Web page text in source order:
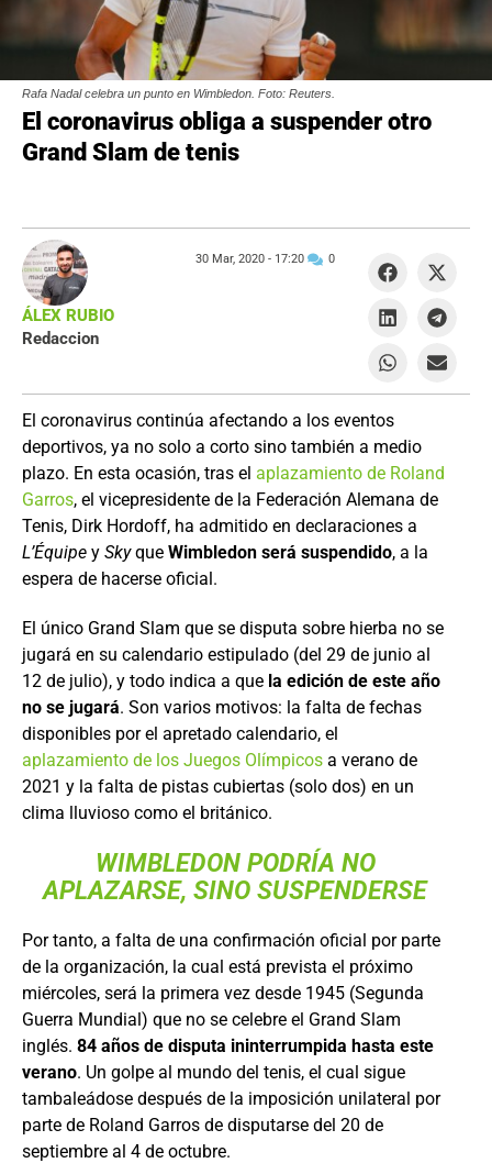
Rafa Nadal celebra un punto en Wimbledon. Foto: Reuters.
El coronavirus obliga a suspender otro
Grand Slam de tenis
El coronavirus continúa afectando a los eventos
deportivos, ya no solo a corto sino también a medio
plazo. En esta ocasión, tras el aplazamiento de Roland
Garros, el vicepresidente de la Federación Alemana de
Tenis, Dirk Hordoff, ha admitido en declaraciones a
L’Équipe y Skyque Wimbledon será suspendido, a la
espera de hacerse oficial.
El único Grand Slam que se disputa sobre hierba no se
jugará en su calendario estipulado (del 29 de junio al
12 de julio), y todo indica a que la edición de este año
no se jugará. Son varios motivos: la falta de fechas
disponibles por el apretado calendario, el
aplazamiento de los Juegos Olímpicos a verano de
2021 y la falta de pistas cubiertas (solo dos) en un
clima lluvioso como el británico.
WIMBLEDON PODRÍA NO
APLAZARSE, SINO SUSPENDERSE
Por tanto, a falta de una confirmación oficial por parte
de la organización, la cual está prevista el próximo
miércoles, será la primera vez desde 1945 (Segunda
Guerra Mundial) que no se celebre el Grand Slam
inglés. 84 años de disputa ininterrumpida hasta este
verano. Un golpe al mundo del tenis, el cual sigue
tambaleádose después de la imposición unilateral por
parte de Roland Garros de disputarse del 20 de
septiembre al 4 de octubre.
ÁLEX RUBIO
Redaccion
30 Mar, 2020 - 17:20 0